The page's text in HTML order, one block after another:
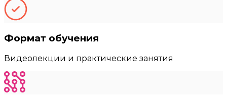
Формат обучения
Видеолекции и практические занятия